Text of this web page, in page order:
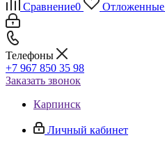
Сравнение0 Отложенные
Телефоны
+7 967 850 35 98
Заказать звонок
Карпинск
Личный кабинет